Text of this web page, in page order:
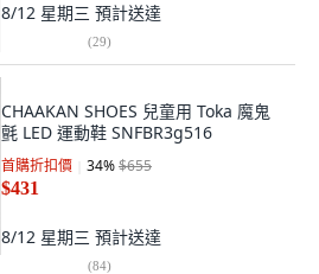
8/12 星期三 預計送達
(29)
CHAAKAN SHOES 兒童用 Toka 魔鬼
氈 LED 運動鞋 SNFBR3g516
首購折扣價 34%$655
$431
8/12 星期三 預計送達
(84)